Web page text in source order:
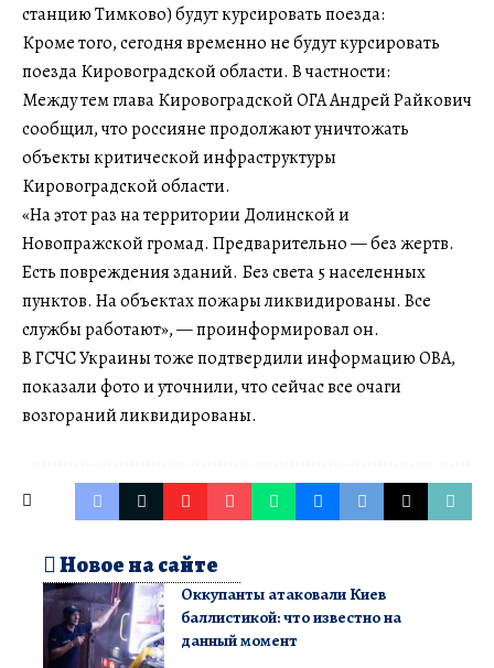
станцию Тимково) будут курсировать поезда:
Кроме того, сегодня временно не будут курсировать
поезда Кировоградской области. В частности:
Между тем глава Кировоградской ОГА Андрей Райкович
сообщил, что россияне продолжают уничтожать
объекты критической инфраструктуры
Кировоградской области.
«На этот раз на территории Долинской и
Новопражской громад. Предварительно — без жертв.
Есть повреждения зданий. Без света 5 населенных
пунктов. На объектах пожары ликвидированы. Все
службы работают», — проинформировал он.
В ГСЧС Украины тоже подтвердили информацию ОВА,
показали фото и уточнили, что сейчас все очаги
возгораний ликвидированы.
Новое на сайте
Оккупанты атаковали Киев
баллистикой: что известно на
данный момент